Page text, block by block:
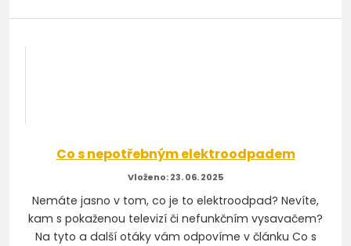
Co s nepotřebným elektroodpadem
23. 06. 2025
Nemáte jasno v tom, co je to elektroodpad? Nevíte,
kam s pokaženou televizí či nefunkčním vysavačem?
Na tyto a další otáky vám odpovíme v článku Co s